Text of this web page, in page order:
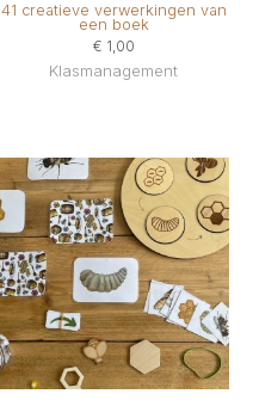
41 creatieve verwerkingen van
een boek
€ 1,00
Klasmanagement